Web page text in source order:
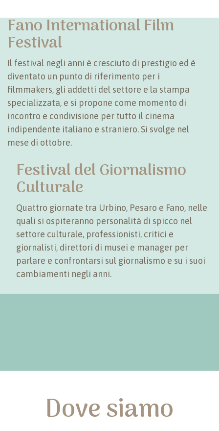
Fano International Film
Festival
Il festival negli anni è cresciuto di prestigio ed è
diventato un punto di riferimento per i
filmmakers, gli addetti del settore e la stampa
specializzata, e si propone come momento di
incontro e condivisione per tutto il cinema
indipendente italiano e straniero. Si svolge nel
mese di ottobre.
Festival del Giornalismo
Culturale
Quattro giornate tra Urbino, Pesaro e Fano, nelle
quali si ospiteranno personalità di spicco nel
settore culturale, professionisti, critici e
giornalisti, direttori di musei e manager per
parlare e confrontarsi sul giornalismo e su i suoi
cambiamenti negli anni.
Dove siamo